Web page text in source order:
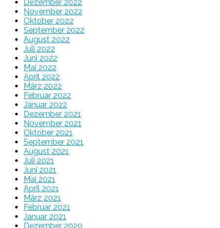
Dezember 2022
November 2022
Oktober 2022
September 2022
August 2022
Juli 2022
Juni 2022
Mai 2022
April 2022
März 2022
Februar 2022
Januar 2022
Dezember 2021
November 2021
Oktober 2021
September 2021
August 2021
Juli 2021
Juni 2021
Mai 2021
April 2021
März 2021
Februar 2021
Januar 2021
Dezember 2020